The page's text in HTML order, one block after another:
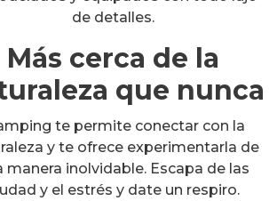
de detalles.
Más cerca de la
que nunca
te permite conectar con la
y te ofrece experimentarla de
manera inolvidable. Escapa de las
y el estrés y date un respiro.